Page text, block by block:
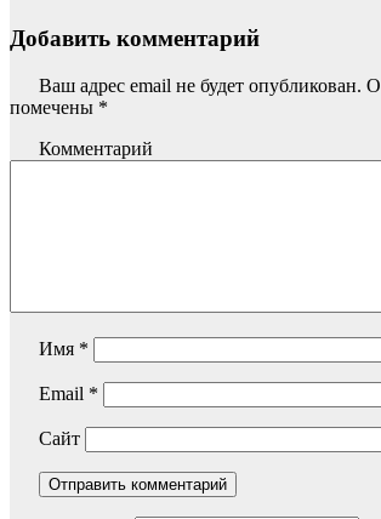
Добавить комментарий
Ваш адрес email не будет опубликован.
помечены *
Комментарий
Имя *
Email *
Сайт